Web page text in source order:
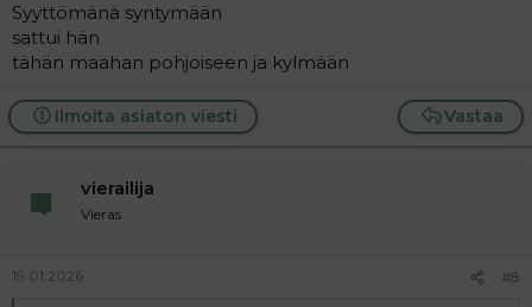
Syyttömänä syntymään
sattui hän
tähän maahan pohjoiseen ja kylmään
Vastaa
Ilmoita asiaton viesti
vierailija
Vieras
19.01.2026 #8